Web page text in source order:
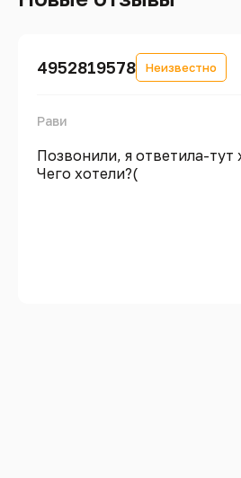
4952819578 Неизвестно
Рави
Позвонили, я ответила-тут
Чего хотели?(